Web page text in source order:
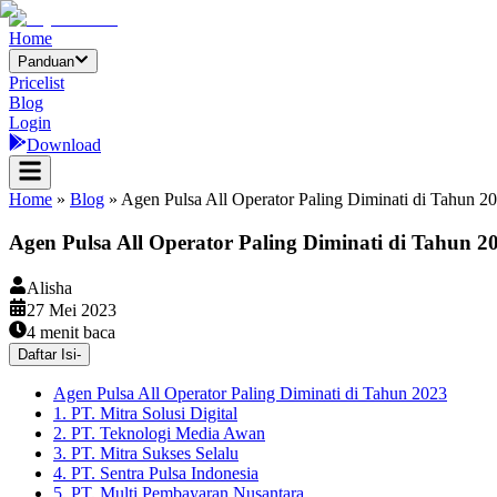
Home
Panduan
Pricelist
Blog
Login
Download
Home » Blog » Agen Pulsa All Operator Paling Diminati di Tahun
Agen Pulsa All Operator Paling Diminati di Tahun
Alisha
27 Mei 2023
4 menit baca
Daftar Isi-
Agen Pulsa All Operator Paling Diminati di Tahun 2023
1. PT. Mitra Solusi Digital
2. PT. Teknologi Media Awan
3. PT. Mitra Sukses Selalu
4. PT. Sentra Pulsa Indonesia
5. PT. Multi Pembayaran Nusantara